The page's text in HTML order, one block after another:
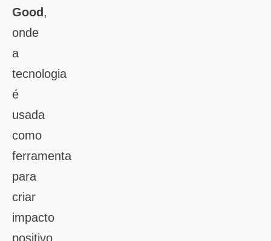
Good ,
onde
a
tecnologia
é
usada
como
ferramenta
para
criar
impacto
positivo.